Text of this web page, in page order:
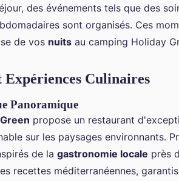
des événements tels que des
sont organisés. Ces
de vos nuits au camping Holiday
Expériences Culinaires
Panoramique
propose un restaurant
sur les paysages environnants.
de la gastronomie locale près
recettes méditerranéennes,